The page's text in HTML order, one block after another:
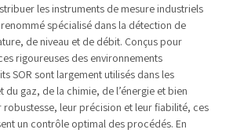
les instruments de mesure industriels
spécialisé dans la détection de
de niveau et de débit. Conçus pour
rigoureuses des environnements
SOR sont largement utilisés dans les
du gaz, de la chimie, de l’énergie et bien
robustesse, leur précision et leur fiabilité, ces
un contrôle optimal des procédés. En